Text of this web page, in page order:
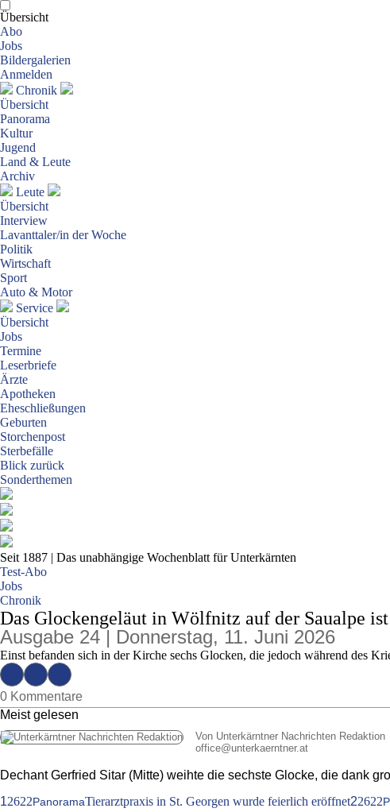
Übersicht
Abo
Jobs
Bildergalerien
Anmelden
Chronik
Übersicht
Panorama
Kultur
Jugend
Land & Leute
Archiv
Leute
Übersicht
Interview
Lavanttaler/in der Woche
Politik
Wirtschaft
Sport
Auto & Motor
Service
Übersicht
Jobs
Termine
Leserbriefe
Ärzte
Apotheken
Eheschließungen
Geburten
Storchenpost
Sterbefälle
Blick zurück
Sonderthemen
Seit 1887 | Das unabhängige Wochenblatt für Unterkärnten
Test-Abo
Jobs
Chronik
Das Glockengeläut in Wölfnitz auf der Saualpe
Ausgabe 24 | Donnerstag, 11. Juni 2026
Einst befanden sich in der Kirche sechs Glocken, die jedoch während des
0 Kommentare
Meist gelesen
Von Unterkärntner Nachrichten Redaktion
office@unterkaerntner.at
Dechant Gerfried Sitar (Mitte) weihte die sechste Glocke, die dank
12622PanoramaTierarztpraxis in St. Georgen wurde feierlich eröffnet22622